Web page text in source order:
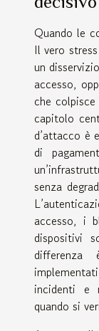
Quando le
Il vero
un
accesso,
che
capitolo
d’attacco è
di
senza
accesso, i
dispositivi
incidenti e
quando si